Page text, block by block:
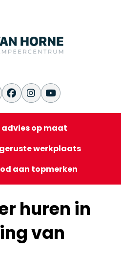
advies op maat
werkplaats
aan topmerken
huren in
van